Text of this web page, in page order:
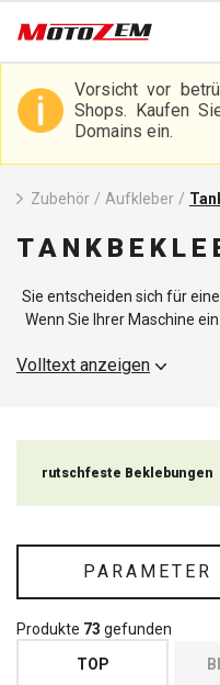
Vorsicht vor
Shops. Kaufen
Domains ein.
Zubehör / Aufkleber /
Sie entscheiden sich für eine
Wenn Sie Ihrer Maschine
möchten, sind unsere
bieten auch eine
Unsere
anpassen, um maximalen
Volltext anzeigen
rutschfeste Beklebungen
Produkte 73 gefunden
TOP